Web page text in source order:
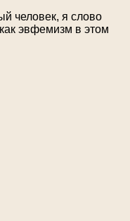
человек, я слово
эвфемизм в этом